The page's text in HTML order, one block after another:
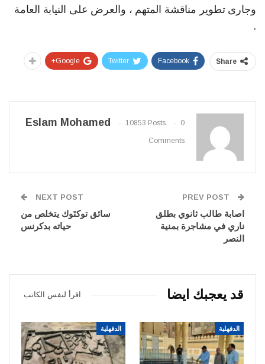
وجارى تطوير مناقشة المتهم ، والعرض على النيابة العامة
.
Share
Facebook
Twitter
Google+
Eslam Mohamed 10853 Posts 0
Comments
اصابة طالب ثانوي بطلق
ناري في مشاجرة بمنية
النصر
NEXT POST
سائق توكتَوك يتخلص من
حياته بدكرنس
قد يعجبك ايضا اقرأ لنفس الكاتب
الدقهلية الدقهلية